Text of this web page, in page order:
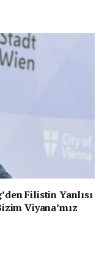
Filistin Yanlısı
Viyana’mız